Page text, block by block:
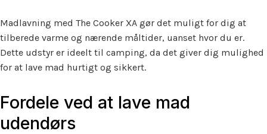
Madlavning med The Cooker XA gør det muligt for dig at
tilberede varme og nærende måltider, uanset hvor du er.
Dette udstyr er ideelt til camping, da det giver dig mulighed
for at lave mad hurtigt og sikkert.
Fordele ved at lave mad
udendørs